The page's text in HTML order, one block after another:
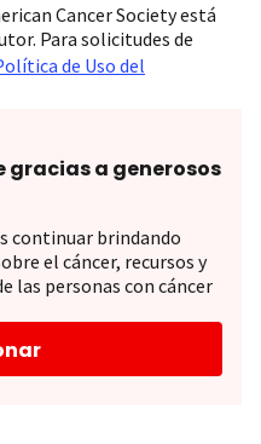
Cancer Society está
Para solicitudes de
de Uso del
gracias a generosos
continuar brindando
el cáncer, recursos y
las personas con cáncer